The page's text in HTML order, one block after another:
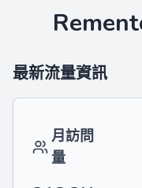
最新流量資訊
月訪問
量